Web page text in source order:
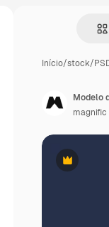
Início/stock/
Premium
Modelo
magnific